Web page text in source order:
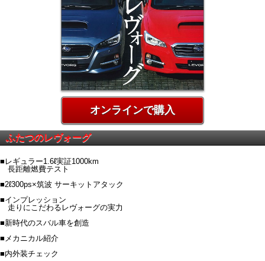
オンラインで購入
ふたつのレヴォーグ
■レギュラー1.6ℓ実証1000km
長距離燃費テスト
■2ℓ300ps×筑波 サーキットアタック
■インプレッション
走りにこだわるレヴォーグの実力
■新時代のスバル車を創造
■メカニカル紹介
■内外装チェック